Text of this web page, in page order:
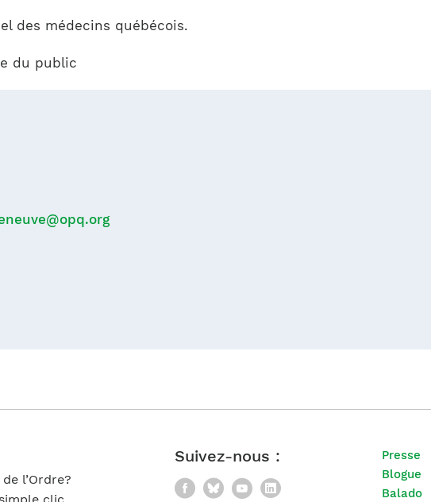
des médecins québécois.
du public
l’Ordre?
Suivez-nous :
Facebook
BlueskyYouTube
LinkedIn
Presse
Blogue
Balado